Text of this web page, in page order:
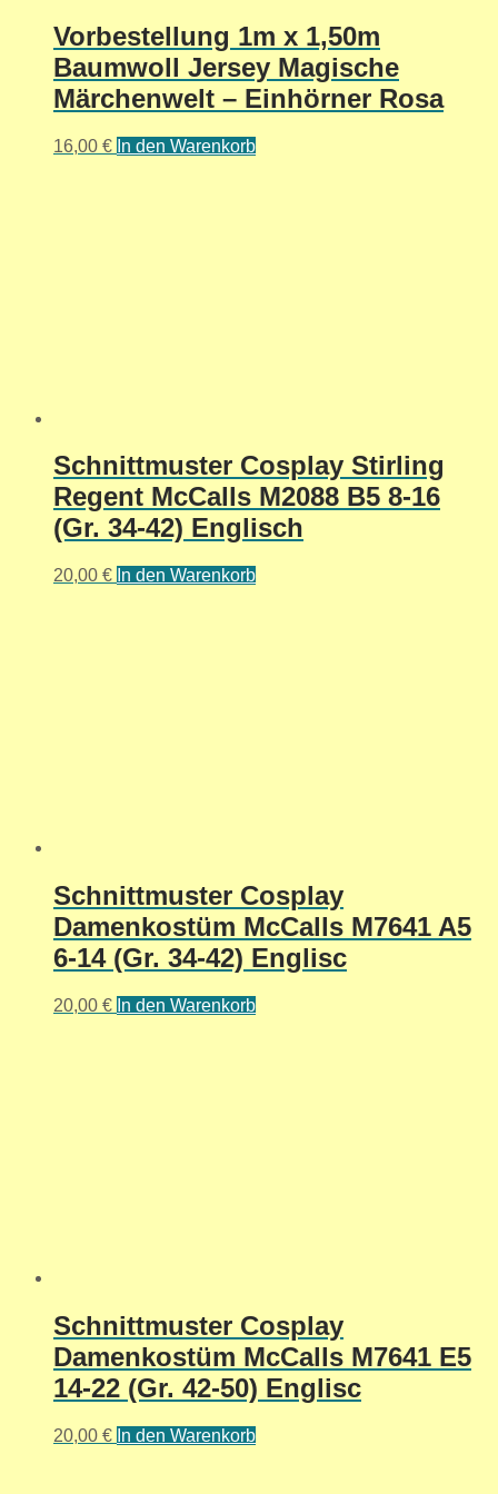
Vorbestellung 1m x 1,50m
Baumwoll Jersey Magische
Märchenwelt – Einhörner Rosa
16,00 € In den Warenkorb
Schnittmuster Cosplay Stirling
Regent McCalls M2088 B5 8-16
(Gr. 34-42) Englisch
20,00 € In den Warenkorb
Schnittmuster Cosplay
Damenkostüm McCalls M7641 A5
6-14 (Gr. 34-42) Englisc
20,00 € In den Warenkorb
Schnittmuster Cosplay
Damenkostüm McCalls M7641 E5
14-22 (Gr. 42-50) Englisc
20,00 € In den Warenkorb